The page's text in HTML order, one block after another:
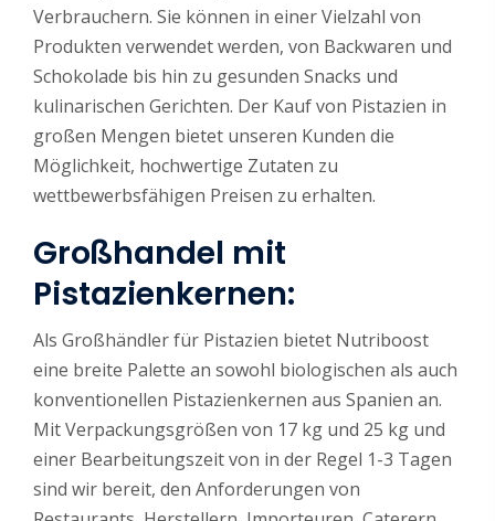
Verbrauchern. Sie können in einer Vielzahl von
Produkten verwendet werden, von Backwaren und
Schokolade bis hin zu gesunden Snacks und
kulinarischen Gerichten. Der Kauf von Pistazien in
großen Mengen bietet unseren Kunden die
Möglichkeit, hochwertige Zutaten zu
wettbewerbsfähigen Preisen zu erhalten.
Großhandel mit
Pistazienkernen:
Als Großhändler für Pistazien bietet Nutriboost
eine breite Palette an sowohl biologischen als auch
konventionellen Pistazienkernen aus Spanien an.
Mit Verpackungsgrößen von 17 kg und 25 kg und
einer Bearbeitungszeit von in der Regel 1-3 Tagen
sind wir bereit, den Anforderungen von